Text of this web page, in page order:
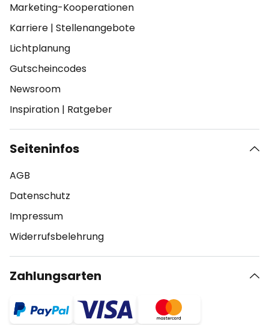
Marketing-Kooperationen
Karriere | Stellenangebote
Lichtplanung
Gutscheincodes
Newsroom
Inspiration | Ratgeber
Seiteninfos
AGB
Datenschutz
Impressum
Widerrufsbelehrung
Zahlungsarten